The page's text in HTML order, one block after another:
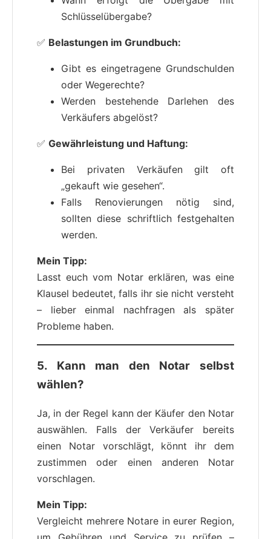
Schlüsselübergabe?
✅ Belastungen im Grundbuch:
Gibt es eingetragene Grundschulden
oder Wegerechte?
Werden bestehende Darlehen des
Verkäufers abgelöst?
✅ Gewährleistung und Haftung:
Bei privaten Verkäufen gilt oft
„gekauft wie gesehen“.
Falls Renovierungen nötig sind,
sollten diese schriftlich festgehalten
werden.
Mein Tipp:
Lasst euch vom Notar erklären, was eine
Klausel bedeutet, falls ihr sie nicht versteht
– lieber einmal nachfragen als später
Probleme haben.
5. Kann man den Notar selbst
wählen?
Ja, in der Regel kann der Käufer den Notar
auswählen. Falls der Verkäufer bereits
einen Notar vorschlägt, könnt ihr dem
zustimmen oder einen anderen Notar
vorschlagen.
Mein Tipp:
Vergleicht mehrere Notare in eurer Region,